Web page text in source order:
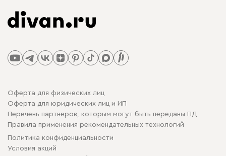
Оферта для физических лиц
Оферта для юридических лиц и ИП
Перечень партнеров, которым могут быть переданы ПД
Правила применения рекомендательных технологий
Политика конфиденциальности
Условия акций